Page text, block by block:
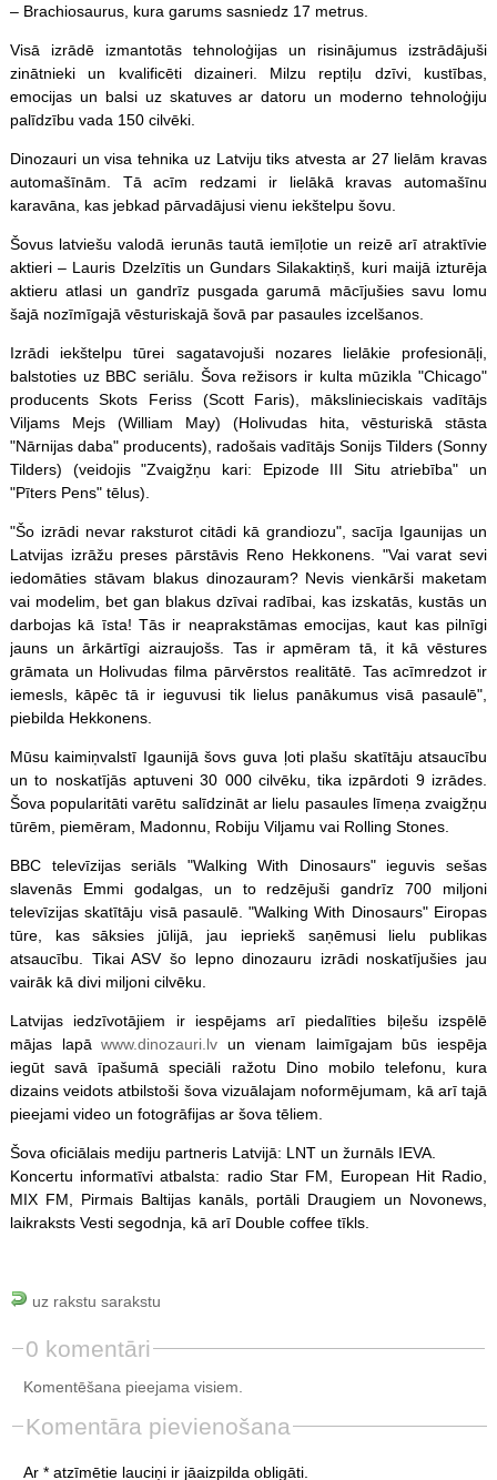
– Brachiosaurus, kura garums sasniedz 17 metrus.
Visā izrādē izmantotās tehnoloģijas un risinājumus izstrādājuši
zinātnieki un kvalificēti dizaineri. Milzu reptiļu dzīvi, kustības,
emocijas un balsi uz skatuves ar datoru un moderno tehnoloģiju
palīdzību vada 150 cilvēki.
Dinozauri un visa tehnika uz Latviju tiks atvesta ar 27 lielām kravas
automašīnām. Tā acīm redzami ir lielākā kravas automašīnu
karavāna, kas jebkad pārvadājusi vienu iekštelpu šovu.
Šovus latviešu valodā ierunās tautā iemīļotie un reizē arī atraktīvie
aktieri – Lauris Dzelzītis un Gundars Silakaktiņš, kuri maijā izturēja
aktieru atlasi un gandrīz pusgada garumā mācījušies savu lomu
šajā nozīmīgajā vēsturiskajā šovā par pasaules izcelšanos.
Izrādi iekštelpu tūrei sagatavojuši nozares lielākie profesionāļi,
balstoties uz BBC seriālu. Šova režisors ir kulta mūzikla "Chicago"
producents Skots Feriss (Scott Faris), mākslinieciskais vadītājs
Viljams Mejs (William May) (Holivudas hita, vēsturiskā stāsta
"Nārnijas daba" producents), radošais vadītājs Sonijs Tilders (Sonny
Tilders) (veidojis "Zvaigžņu kari: Epizode III Situ atriebība" un
"Pīters Pens" tēlus).
"Šo izrādi nevar raksturot citādi kā grandiozu", sacīja Igaunijas un
Latvijas izrāžu preses pārstāvis Reno Hekkonens. "Vai varat sevi
iedomāties stāvam blakus dinozauram? Nevis vienkārši maketam
vai modelim, bet gan blakus dzīvai radībai, kas izskatās, kustās un
darbojas kā īsta! Tās ir neaprakstāmas emocijas, kaut kas pilnīgi
jauns un ārkārtīgi aizraujošs. Tas ir apmēram tā, it kā vēstures
grāmata un Holivudas filma pārvērstos realitātē. Tas acīmredzot ir
iemesls, kāpēc tā ir ieguvusi tik lielus panākumus visā pasaulē",
piebilda Hekkonens.
Mūsu kaimiņvalstī Igaunijā šovs guva ļoti plašu skatītāju atsaucību
un to noskatījās aptuveni 30 000 cilvēku, tika izpārdoti 9 izrādes.
Šova popularitāti varētu salīdzināt ar lielu pasaules līmeņa zvaigžņu
tūrēm, piemēram, Madonnu, Robiju Viljamu vai Rolling Stones.
BBC televīzijas seriāls "Walking With Dinosaurs" ieguvis sešas
slavenās Emmi godalgas, un to redzējuši gandrīz 700 miljoni
televīzijas skatītāju visā pasaulē. "Walking With Dinosaurs" Eiropas
tūre, kas sāksies jūlijā, jau iepriekš saņēmusi lielu publikas
atsaucību. Tikai ASV šo lepno dinozauru izrādi noskatījušies jau
vairāk kā divi miljoni cilvēku.
Latvijas iedzīvotājiem ir iespējams arī piedalīties biļešu izspēlē
mājas lapāwww.dinozauri.lv un vienam laimīgajam būs iespēja
iegūt savā īpašumā speciāli ražotu Dino mobilo telefonu, kura
dizains veidots atbilstoši šova vizuālajam noformējumam, kā arī tajā
pieejami video un fotogrāfijas ar šova tēliem.
Šova oficiālais mediju partneris Latvijā: LNT un žurnāls IEVA.
Koncertu informatīvi atbalsta: radio Star FM, European Hit Radio,
MIX FM, Pirmais Baltijas kanāls, portāli Draugiem un Novonews,
laikraksts Vesti segodnja, kā arī Double coffee tīkls.
uz rakstu sarakstu
0 komentāri
Komentēšana pieejama visiem.
Komentāra pievienošana
Ar * atzīmētie lauciņi ir jāaizpilda obligāti.